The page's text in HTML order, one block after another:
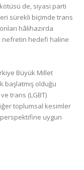
de, siyasi parti
sürekli biçimde trans
hâlihazırda
nefretin hedefi haline
Büyük Millet
başlatmış olduğu
trans (LGBT)
toplumsal kesimler
uygun